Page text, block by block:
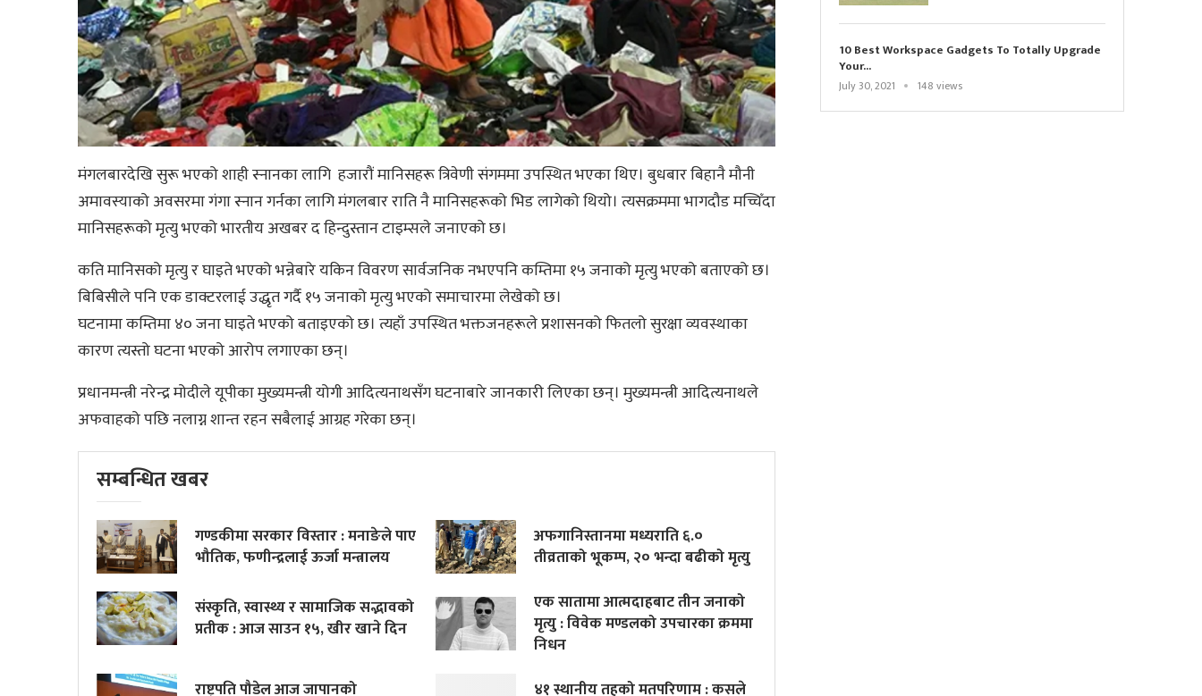
मंगलबारदेखि सुरू भएको शाही स्नानका लागि हजारौं मानिसहरू त्रिवेणी संगममा उपस्थित भएका थिए। बुधबार बिहानै मौनी
अमावस्याको अवसरमा गंगा स्नान गर्नका लागि मंगलबार राति नै मानिसहरूको भिड लागेको थियो। त्यसक्रममा भागदौड मच्चिँदा
मानिसहरूको मृत्यु भएको भारतीय अखबर द हिन्दुस्तान टाइम्सले जनाएको छ।
कति मानिसको मृत्यु र घाइते भएको भन्नेबारे यकिन विवरण सार्वजनिक नभएपनि कम्तिमा १५ जनाको मृत्यु भएको बताएको छ।
बिबिसीले पनि एक डाक्टरलाई उद्धृत गर्दै १५ जनाको मृत्यु भएको समाचारमा लेखेको छ।
घटनामा कम्तिमा ४० जना घाइते भएको बताइएको छ। त्यहाँ उपस्थित भक्तजनहरूले प्रशासनको फितलो सुरक्षा व्यवस्थाका
कारण त्यस्तो घटना भएको आरोप लगाएका छन्।
प्रधानमन्त्री नरेन्द्र मोदीले यूपीका मुख्यमन्त्री योगी आदित्यनाथसँग घटनाबारे जानकारी लिएका छन्। मुख्यमन्त्री आदित्यनाथले
अफवाहको पछि नलाग्न शान्त रहन सबैलाई आग्रह गरेका छन्।
सम्बन्धित खबर
गण्डकीमा सरकार विस्तार : मनाङेले पाए
भौतिक, फणीन्द्रलाई ऊर्जा मन्त्रालय
अफगानिस्तानमा मध्यराति ६.०
तीव्रताको भूकम्प, २० भन्दा बढीको मृत्यु
संस्कृति, स्वास्थ्य र सामाजिक सद्भावको
प्रतीक : आज साउन १५, खीर खाने दिन
एक सातामा आत्मदाहबाट तीन जनाको
मृत्यु : विवेक मण्डलको उपचारका क्रममा
निधन
राष्ट्रपति पौडेल आज जापानको
४१ स्थानीय तहको मतपरिणाम : कसले
10 Best Workspace Gadgets To Totally Upgrade
Your...
July 30, 2021 148 views